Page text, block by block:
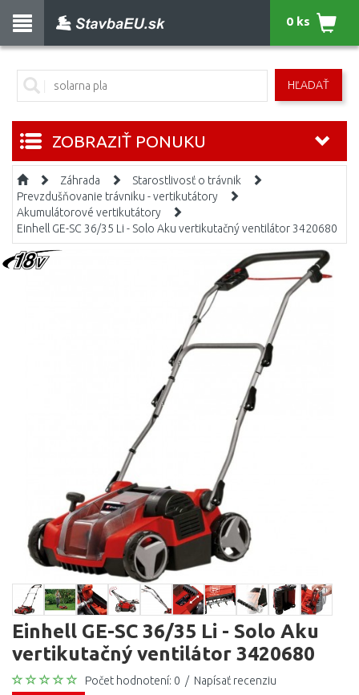
HĽADAŤ
0 ks
ZOBRAZIŤ PONUKU
Záhrada
Starostlivosť o trávnik
Prevzdušňovanie trávniku - vertikutátory
Akumulátorové vertikutátory
Einhell GE-SC 36/35 Li - Solo Aku vertikutačný ventilátor 3420680
Einhell GE-SC 36/35 Li - Solo Aku
vertikutačný ventilátor 3420680
Počet hodnotení: 0 / Napísať recenziu